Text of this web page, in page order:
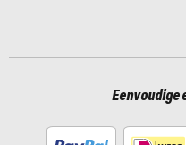
Eenvoudige